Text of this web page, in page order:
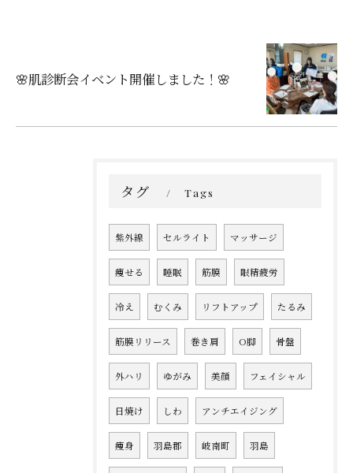
🌸肌診断会イベント開催しました！🌸
タグ Tags
紫外線 セルライト マッサージ
痩せる 睡眠 筋膜 眼精疲労
冷え むくみ リフトアップ たるみ
筋膜リリース 巻き肩 O脚 骨盤
外ハリ ゆがみ 美顔 フェイシャル
日焼け しわ アンチエイジング
痩身 羽島郡 岐南町 羽島